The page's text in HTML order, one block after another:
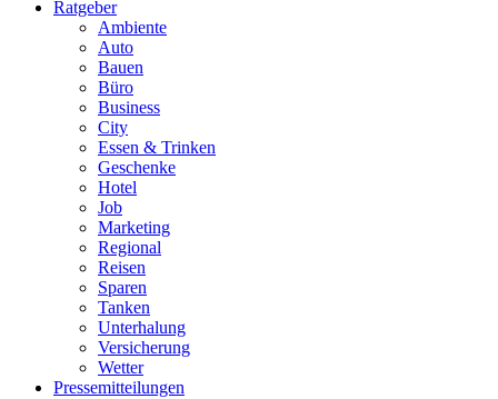
Ratgeber
Ambiente
Auto
Bauen
Büro
Business
City
Essen & Trinken
Geschenke
Hotel
Job
Marketing
Regional
Reisen
Sparen
Tanken
Unterhalung
Versicherung
Wetter
Pressemitteilungen